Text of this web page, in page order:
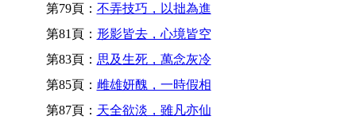
第79頁： 不弄技巧，以拙為進
第81頁： 形影皆去，心境皆空
第83頁： 思及生死，萬念灰冷
第85頁： 雌雄妍醜，一時假相
第87頁： 天全欲淡，雖凡亦仙